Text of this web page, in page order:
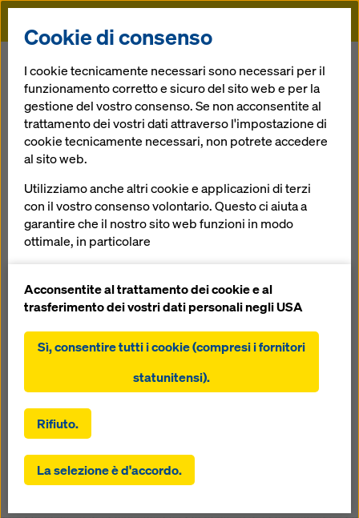
Doka
Yang Luo Bridge
Cina
imponente ponte sospeso lungo 1.280 m.
due piloni. Su un punto entrambe le imprese sono
d'accordo: l'impiego della cassaforma autorampante Doka
SKE 100 utilizzabile senza gru - Made in Austria
Indietro
Cookie di consenso
I cookie tecnicamente necessari sono necessari per il
funzionamento corretto e sicuro del sito web e per la
gestione del vostro consenso. Se non acconsentite al
trattamento dei vostri dati attraverso l'impostazione di
cookie tecnicamente necessari, non potrete accedere
al sito web.
Utilizziamo anche altri cookie e applicazioni di terzi
con il vostro consenso volontario. Questo ci aiuta a
garantire che il nostro sito web funzioni in modo
ottimale, in particolare
nostro sito web (cookie funzionali e statistici),
facilitare un processo di acquisto senza problemi
statistici),
servire all'utente una pubblicità appropriata su
determinate piattaforme (cookie di marketing).
.,
Facendo clic su “Consenti tutti i cookie (inclusi i
fornitori statunitensi)”, acconsentite all'installazione e
all'utilizzo di tutti i cookie. Facendo clic su “Accetta
selezionati”, si acconsente ai cookie selezionati con le
Acconsentite al trattamento dei cookie e al
trasferimento dei vostri dati personali negli USA
Sì, consentire tutti i cookie (compresi i fornitori
statunitensi).
Rifiuto.
La selezione è d'accordo.